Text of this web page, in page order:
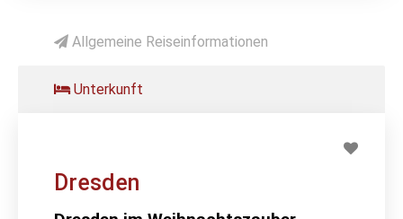
Allgemeine Reiseinformationen
Unterkunft
Dresden